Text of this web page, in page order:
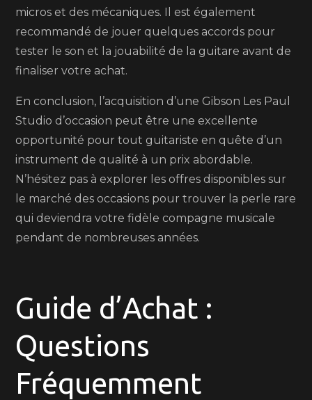
micros et des mécaniques. Il est également
recommandé de jouer quelques accords pour
tester le son et la jouabilité de la guitare avant de
finaliser votre achat.
En conclusion, l’acquisition d’une Gibson Les Paul
Studio d’occasion peut être une excellente
opportunité pour tout guitariste en quête d’un
instrument de qualité à un prix abordable.
N’hésitez pas à explorer les offres disponibles sur
le marché des occasions pour trouver la perle rare
qui deviendra votre fidèle compagne musicale
pendant de nombreuses années.
Guide d’Achat :
Questions
Fréquemment